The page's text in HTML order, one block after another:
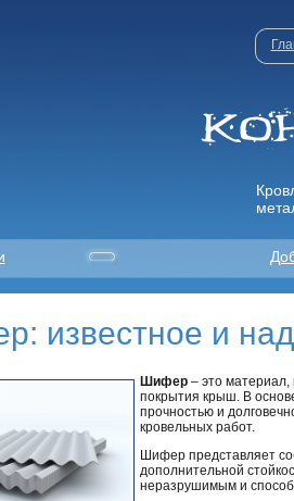
известное и
Шифер – это материал,
покрытия крыш. В
прочностью и
кровельных работ.
Шифер представляет
дополнительной
неразрушимым и